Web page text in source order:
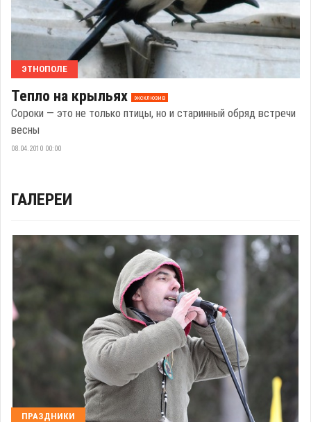
ЭТНОПОЛЕ
Тепло на крыльях эксклюзив
Сороки — это не только птицы, но и старинный обряд встречи
весны
08.04.2010 00:00
ГАЛЕРЕИ
ПРАЗДНИКИ